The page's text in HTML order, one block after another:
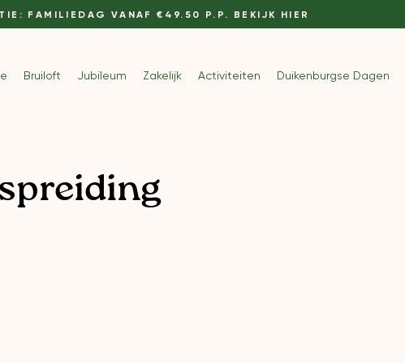
FAMILIEDAG VANAF €49.50 P.P. BEKIJK HIER
Bruiloft Jubileum Zakelijk Activiteiten Duikenburgse Dagen